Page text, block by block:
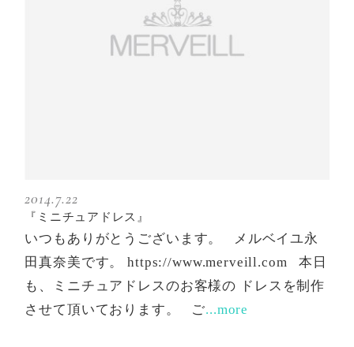
2014.7.22
『ミニチュアドレス』
いつもありがとうございます。 メルベイユ永
田真奈美です。 https://www.merveill.com 本日
も、ミニチュアドレスのお客様の ドレスを制作
させて頂いております。 ご...more